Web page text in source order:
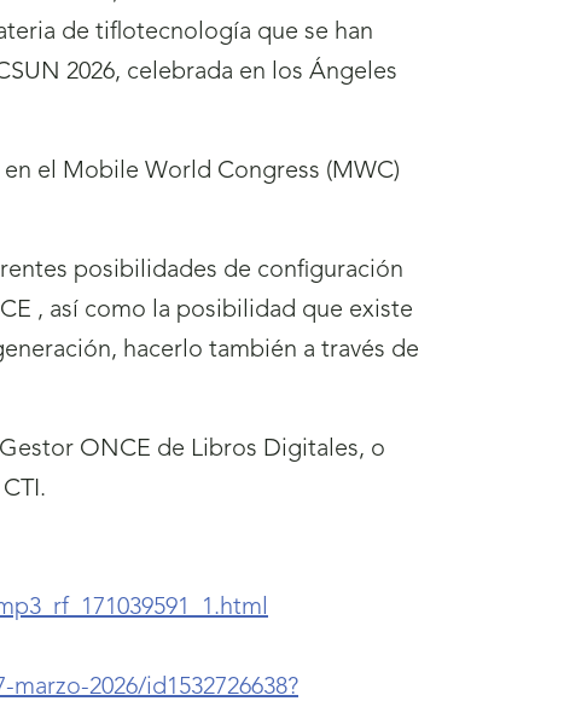
de tiflotecnología que se han
2026, celebrada en los Ángeles
el Mobile World Congress (MWC)
posibilidades de configuración
, así como la posibilidad que existe
hacerlo también a través de
ONCE de Libros Digitales, o
2026/id1532726638?